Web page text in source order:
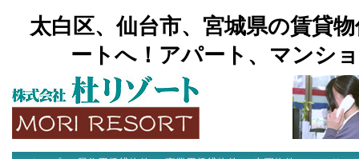
太白区、仙台市、宮城県の賃貸
ートへ！アパート、マンシ